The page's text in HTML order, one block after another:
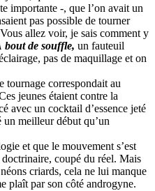
importante -, que l’on avait un
pas possible de tourner
allez voir, je sais comment y
bout de souffle, un fauteuil
pas de maquillage et on
tournage correspondait au
jeunes étaient contre la
avec un cocktail d’essence jeté
un meilleur début qu’un
et que le mouvement s’est
coupé du réel. Mais
criards, cela ne lui manque
plaît par son côté androgyne.